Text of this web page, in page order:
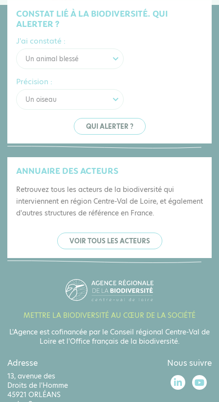
CONSTAT LIÉ À LA BIODIVERSITÉ. QUI
ALERTER ?
J'ai constaté :
Un animal blessé
Précision :
Un oiseau
QUI ALERTER ?
ANNUAIRE DES ACTEURS
Retrouvez tous les acteurs de la biodiversité qui
interviennent en région Centre-Val de Loire, et également
d'autres structures de référence en France.
VOIR TOUS LES ACTEURS
Adresse
13, avenue des
Droits de l'Homme
45921 ORLÉANS
Nous suivre
METTRE LA BIODIVERSITÉ AU CŒUR DE LA SOCIÉTÉ
L'Agence est cofinancée par le Conseil régional Centre-Val de
Loire et l'Office français de la biodiversité.